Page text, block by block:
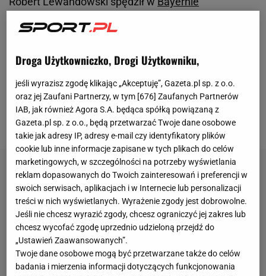
gole, osiem razy wygrał mistrzostwo Niemiec,
triumfował w
Lidze Mistrzówi był blisko zdobycia
Złotej Piłki. Polak zasłużył więc na miano legendy
klubu z Monachium, który po jego odejściu czekał
rok na sprowadzenie prawdziwego zastępcy.
Finalnie w lecie 2023 roku padło naHarry'ego Kane
Droga Użytkowniczko, Drogi Użytkowniku,
jeśli wyrazisz zgodę klikając „Akceptuję”, Gazeta.pl sp. z o.o.
oraz jej Zaufani Partnerzy, w tym [676] Zaufanych Partnerów
IAB, jak również Agora S.A. będąca spółką powiązaną z
Gazeta.pl sp. z o.o., będą przetwarzać Twoje dane osobowe
takie jak adresy IP, adresy e-mail czy identyfikatory plików
cookie lub inne informacje zapisane w tych plikach do celów
marketingowych, w szczególności na potrzeby wyświetlania
reklam dopasowanych do Twoich zainteresowań i preferencji w
swoich serwisach, aplikacjach i w Internecie lub personalizacji
treści w nich wyświetlanych. Wyrażenie zgody jest dobrowolne.
Jeśli nie chcesz wyrazić zgody, chcesz ograniczyć jej zakres lub
chcesz wycofać zgodę uprzednio udzieloną przejdź do
„Ustawień Zaawansowanych”.
Twoje dane osobowe mogą być przetwarzane także do celów
badania i mierzenia informacji dotyczących funkcjonowania